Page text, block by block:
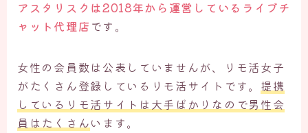
アスタリスクは2018年から運営しているライブチ
ャット代理店 です。
女性の会員数は公表していませんが、リモ活女子
がたくさん登録しているリモ活サイトです。 提携
しているリモ活サイトは大手ばかりなので男性会
員はたくさんいます。